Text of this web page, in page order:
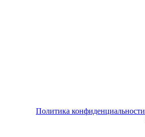
Политика конфиденциальности